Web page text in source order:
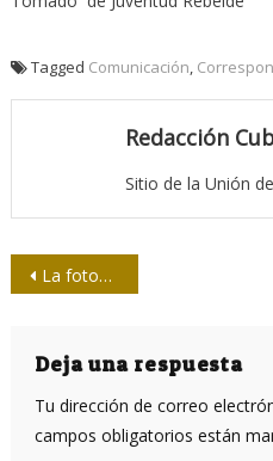
Tagged Comunicación,
Redacción
Sitio de la Unión
Navegación
entradas
La fotografía digital regresa al pasado
Deja una respuesta
Tu dirección de correo
campos obligatorios están